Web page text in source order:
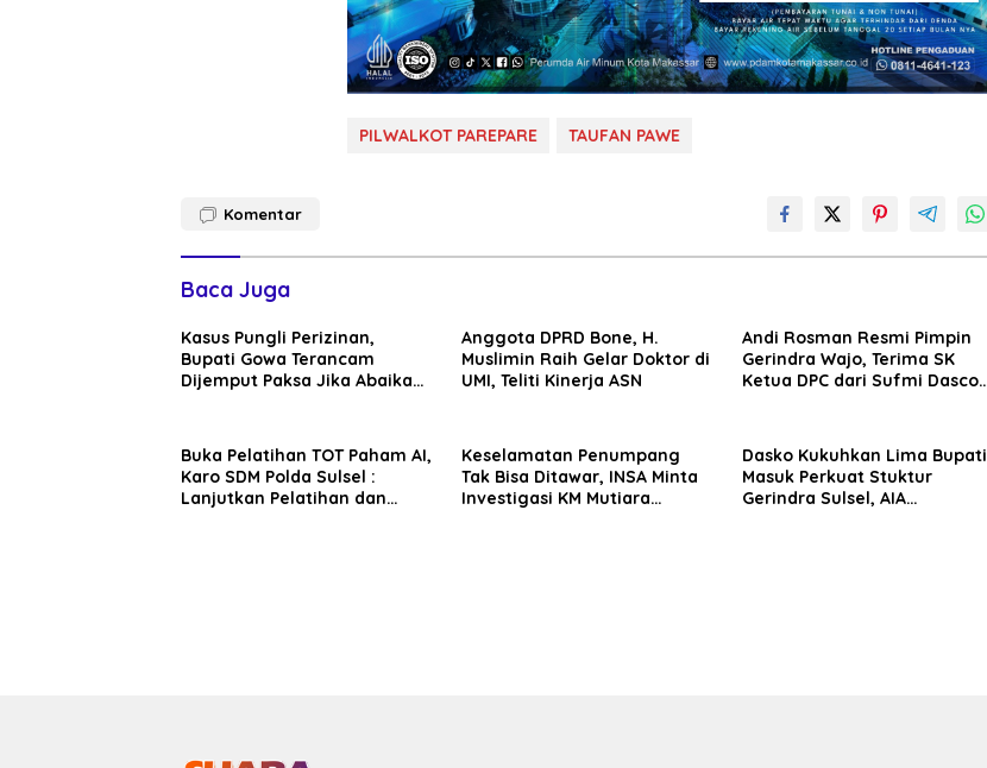
PILWALKOT PAREPARE TAUFAN PAWE
Komentar
Baca Juga
Kasus Pungli Perizinan,
Bupati Gowa Terancam
Dijemput Paksa Jika Abaikan
Anggota DPRD Bone, H.
Muslimin Raih Gelar Doktor di
UMI, Teliti Kinerja ASN
Andi Rosman Resmi Pimpin
Gerindra Wajo, Terima SK
Ketua DPC dari Sufmi Dasco
Buka Pelatihan TOT Paham AI,
Karo SDM Polda Sulsel :
Lanjutkan Pelatihan dan
Keselamatan Penumpang
Tak Bisa Ditawar, INSA Minta
Investigasi KM Mutiara
Dasko Kukuhkan Lima Bupati
Masuk Perkuat Stuktur
Gerindra Sulsel, AIA